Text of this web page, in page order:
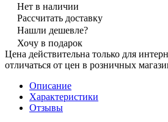
Нет в наличии
Рассчитать доставку
Нашли дешевле?
Хочу в подарок
Цена действительна только для
отличаться от цен в розничных
Описание
Характеристики
Отзывы